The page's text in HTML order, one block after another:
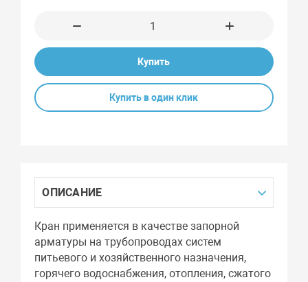
Купить
Купить в один клик
ОПИСАНИЕ
Кран применяется в качестве запорной
арматуры на трубопроводах систем
питьевого и хозяйственного назначения,
горячего водоснабжения, отопления, сжатого